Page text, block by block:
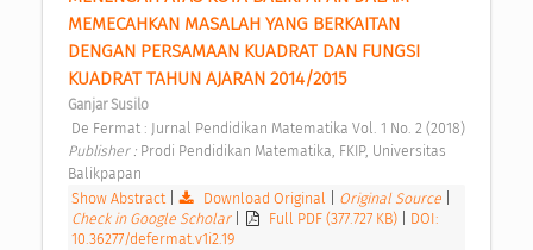
MEMECAHKAN MASALAH YANG BERKAITAN
DENGAN PERSAMAAN KUADRAT DAN FUNGSI
KUADRAT TAHUN AJARAN 2014/2015
Ganjar Susilo
Publisher : Prodi Pendidikan Matematika, FKIP, Universitas
Balikpapan
Show Abstract| Download Original Original Source
Check in Google Scholar
Full PDF (377.727 KB)
DOI:
10.36277/defermat.v1i2.19